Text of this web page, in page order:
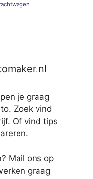
je graag
Zoek vind
Of vind tips
Mail ons op
graag